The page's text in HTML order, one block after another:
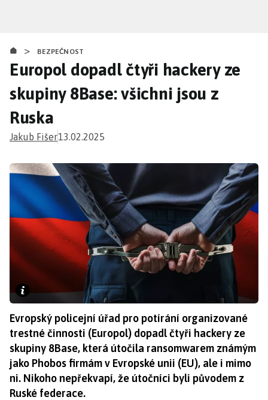
obsahu
> BEZPEČNOST
Europol dopadl čtyři hackery ze
skupiny 8Base: všichni jsou z
Ruska
Jakub Fišer13.02.2025
Evropský policejní úřad pro potírání organizované
trestné činnosti (Europol) dopadl čtyři hackery ze
skupiny 8Base, která útočila ransomwarem známým
jako Phobos firmám v Evropské unii (EU), ale i mimo
ni. Nikoho nepřekvapí, že útočníci byli původem z
Ruské federace.